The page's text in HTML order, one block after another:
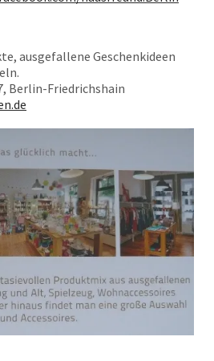
ausgefallene Geschenkideen
Berlin-Friedrichshain